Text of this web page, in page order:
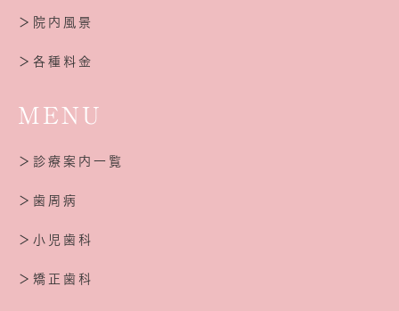
＞院内風景
＞各種料金
MENU
＞診療案内一覧
＞歯周病
＞小児歯科
＞矯正歯科